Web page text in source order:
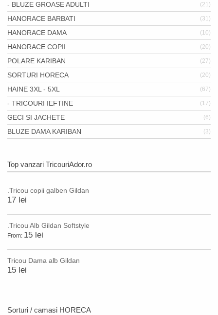
- BLUZE GROASE ADULTI (21)
HANORACE BARBATI (31)
HANORACE DAMA (10)
HANORACE COPII (20)
POLARE KARIBAN (27)
SORTURI HORECA (20)
HAINE 3XL - 5XL (67)
- TRICOURI IEFTINE (17)
GECI SI JACHETE (6)
BLUZE DAMA KARIBAN (3)
Top vanzari TricouriAdor.ro
.Tricou copii galben Gildan
17 lei
.Tricou Alb Gildan Softstyle
From: 15 lei
Tricou Dama alb Gildan
15 lei
Sorturi / camasi HORECA